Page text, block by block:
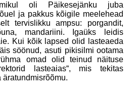
oli Päikesejänku juba
ja pakkus kõigile meelehead
tervislikku ampsu: porgandit,
mandariini. Igaüks leidis
Kui kõik lapsed olid lasteaeda
söönud, asuti pikisilmi ootama
omad olid teinud näituse
lasteaias“, mis tekitas
äratundmisrõõmu.